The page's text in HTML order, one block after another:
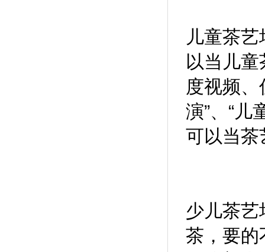
儿童茶
以当儿
度视频、
演”、“儿
可以当茶
少儿茶
茶，要的